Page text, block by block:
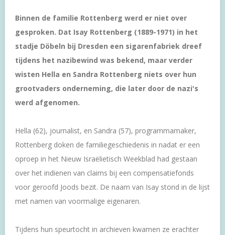
Binnen de familie Rottenberg werd er niet over
gesproken. Dat Isay Rottenberg (1889-1971) in het
stadje Döbeln bij Dresden een sigarenfabriek dreef
tijdens het nazibewind was bekend, maar verder
wisten Hella en Sandra Rottenberg niets over hun
grootvaders onderneming, die later door de nazi's
werd afgenomen.
Hella (62), journalist, en Sandra (57), programmamaker,
Rottenberg doken de familiegeschiedenis in nadat er een
oproep in het Nieuw Israëlietisch Weekblad had gestaan
over het ­indienen van claims bij een compensatiefonds
voor ­geroofd Joods bezit. De naam van Isay stond in de lijst
met namen van voormalige eigenaren.
Tijdens hun speurtocht in archieven kwamen ze erachter